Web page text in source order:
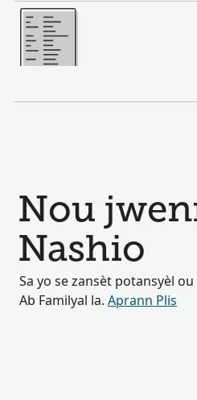
Plis
Nou
Nashio
Sa yo se zansèt potansyèl
Ab Familyal la. Aprann Plis